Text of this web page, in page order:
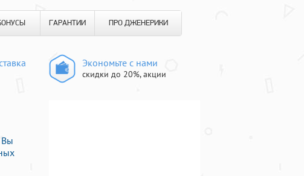
ГАРАНТИИ ПРО ДЖЕНЕРИКИ
Экономьте с нами
скидки до 20%, акции
Вы